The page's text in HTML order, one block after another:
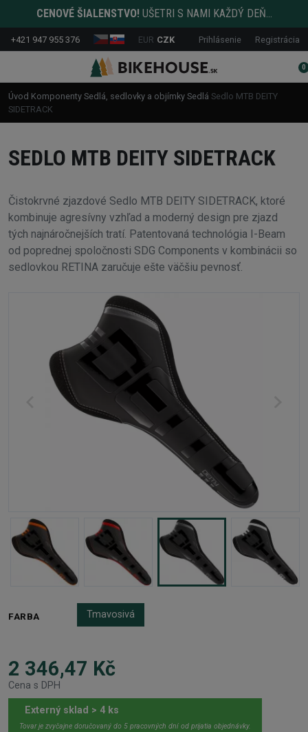
CENOVÉ ŠIALENSTVO! UŠETRI S NAMI KAŽDÝ DEŇ...
+421 947 955 376 EUR CZK Prihlásenie Registrácia
0
Úvod Komponenty Sedlá, sedlovky a objímky Sedlá Sedlo MTB DEITY
SIDETRACK
SEDLO MTB DEITY SIDETRACK
Čistokrvné zjazdové Sedlo MTB DEITY SIDETRACK, ktoré
kombinuje agresívny vzhľad a moderný design pre zjazd
tých najnáročnejších tratí. Patentovaná technológia I-Beam
od poprednej spoločnosti SDG Components v kombinácii so
sedlovkou RETINA zaručuje ešte väčšiu pevnosť.
FARBA Tmavosivá
2 346,47 Kč
Cena s DPH
Externý sklad > 4 ks
Tovar je zvyčajne doručovaný do 5 pracovných dní od prijatia objednávky.